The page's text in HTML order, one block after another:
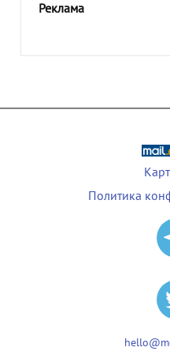
Реклама
Политика